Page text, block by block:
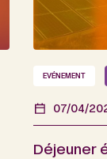
EVÉNEMENT
07/04/
Déjeuner